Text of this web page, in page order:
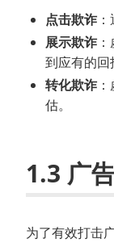
点击欺诈
展示欺诈
到应有的回
转化欺诈
估。
1.3 广
为了有效打击